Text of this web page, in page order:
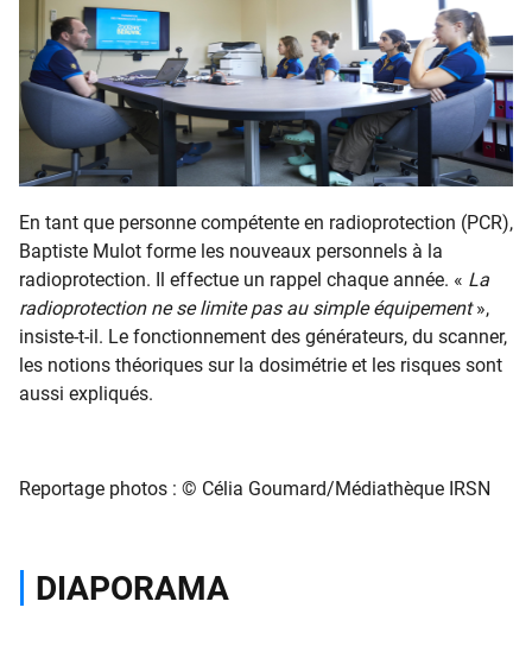
En tant que personne compétente en radioprotection (PCR),
Baptiste Mulot forme les nouveaux personnels à la
radioprotection. Il effectue un rappel chaque année. « La
radioprotection ne se limite pas au simple équipement»,
insiste-t-il. Le fonctionnement des générateurs, du scanner,
les notions théoriques sur la dosimétrie et les risques sont
aussi expliqués.
Reportage photos : © Célia Goumard/Médiathèque IRSN
DIAPORAMA